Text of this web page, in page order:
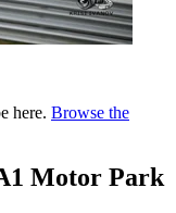
here. Browse the
Motor Park